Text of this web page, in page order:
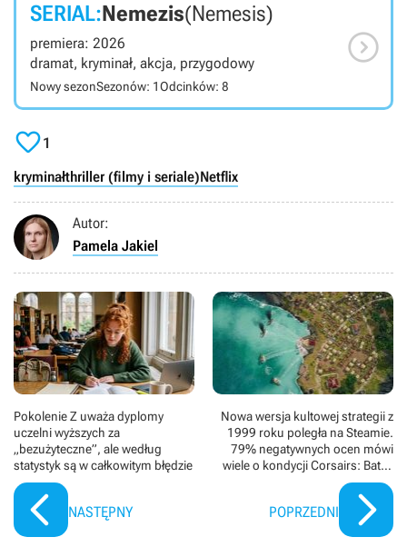
SERIAL:Nemezis(Nemesis)
premiera: 2026
dramat, kryminał, akcja, przygodowy
Nowy sezonSezonów: 1Odcinków: 8

1
kryminałthriller (filmy i seriale)Netflix
Autor:
Pamela Jakiel
Pokolenie Z uważa dyplomy
uczelni wyższych za
„bezużyteczne”, ale według
statystyk są w całkowitym błędzie
NASTĘPNY
Nowa wersja kultowej strategii z
1999 roku poległa na Steamie.
79% negatywnych ocen mówi
wiele o kondycji Corsairs: Battle
of the Caribbean
POPRZEDNI